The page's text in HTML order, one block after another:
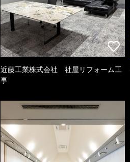
近藤工業株式会社 社屋リフォーム工
事